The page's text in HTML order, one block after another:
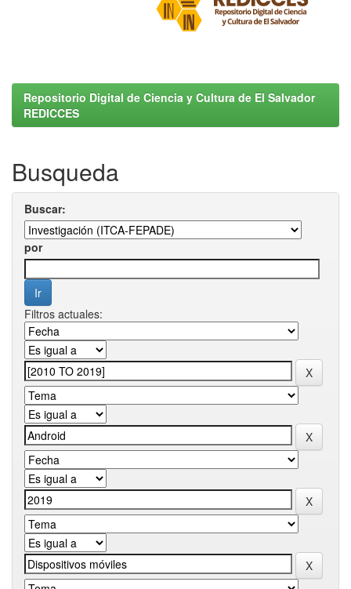
Repositorio Digital de Ciencia y Cultura de El Salvador
REDICCES
Busqueda
Buscar:
por
Filtros actuales: